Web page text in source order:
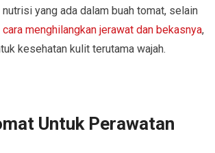
nutrisi yang ada dalam buah tomat, selain
cara menghilangkan jerawat dan bekasnya,
kesehatan kulit terutama wajah.
Untuk Perawatan